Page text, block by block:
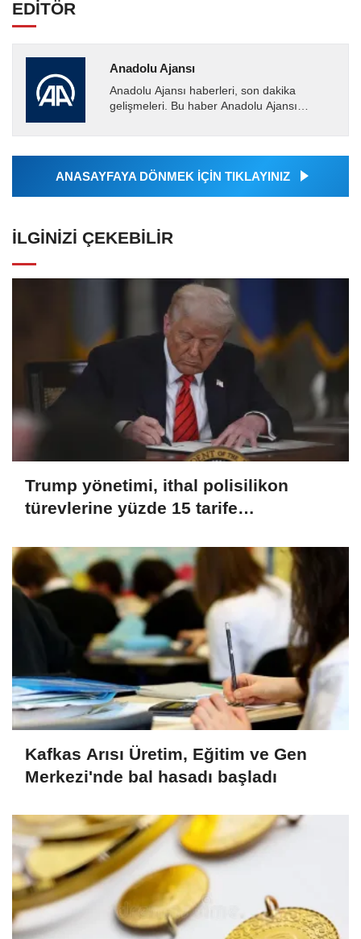
EDİTÖR
Anadolu Ajansı
Anadolu Ajansı haberleri, son dakika
gelişmeleri. Bu haber Anadolu Ajansı
tarafından geçilen tüm...
ANASAYFAYA DÖNMEK İÇİN TIKLAYINIZ
İLGINIZI ÇEKEBILIR
Trump yönetimi, ithal polisilikon
türevlerine yüzde 15 tarife
Kafkas Arısı Üretim, Eğitim ve Gen
Merkezi'nde bal hasadı başladı